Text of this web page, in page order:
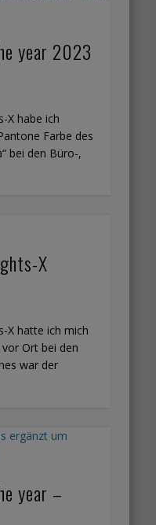
year 2023
X habe ich
Farbe des
bei den Büro-,
X
X hatte ich mich
Ort bei den
war der
year –